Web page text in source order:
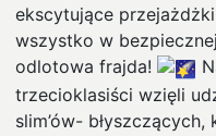
ekscytujące
wszystko w
odlotowa frajda!
trzecioklasiści wzięli
slim’ów-